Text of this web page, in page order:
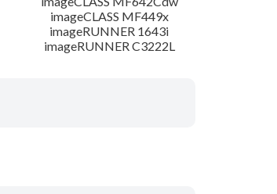
imageCLASS MF449x
imageRUNNER 1643i
imageRUNNER C3222L